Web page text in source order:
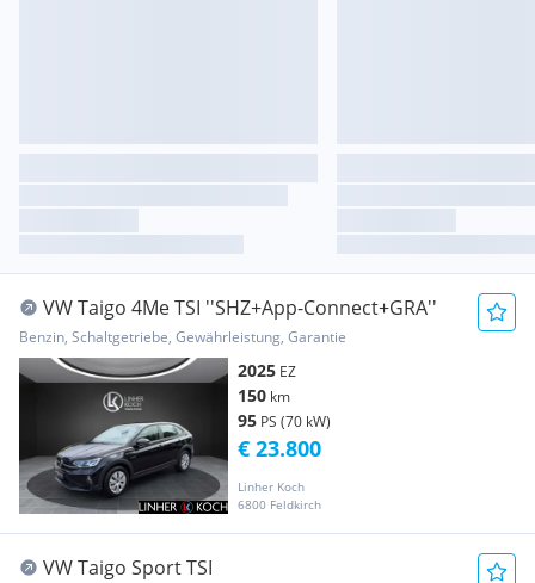
VW Taigo 4Me TSI ''SHZ+App-Connect+GRA''
Benzin, Schaltgetriebe, Gewährleistung, Garantie
2025 EZ
150 km
95 PS (70 kW)
Linher Koch
6800 Feldkirch
€ 23.800
VW Taigo Sport TSI